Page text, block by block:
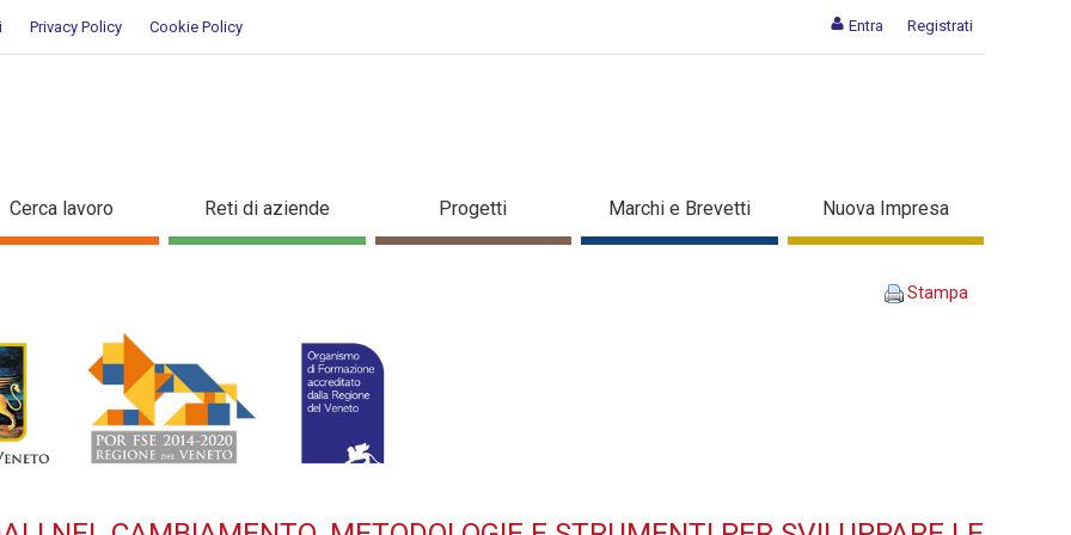
Entra Registrati
Privacy Policy Cookie Policy
AZIENDALI NEL CAMBIAMENTO. Metodologie e strumenti per
Cerca lavoro Reti di aziende Progetti Marchi e Brevetti Nuova Impresa
Stampa